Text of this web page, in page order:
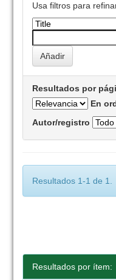
Usa filtros para
Resultados por
En
Autor/registro
Resultados 1-1 de 1.
Resultados por ítem: